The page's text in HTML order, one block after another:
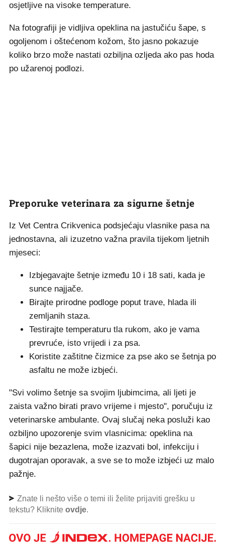
osjetljive na visoke temperature.
Na fotografiji je vidljiva opeklina na jastučiću šape, s
ogoljenom i oštećenom kožom, što jasno pokazuje
koliko brzo može nastati ozbiljna ozljeda ako pas hoda
po užarenoj podlozi.
Preporuke veterinara za sigurne šetnje
Iz Vet Centra Crikvenica podsjećaju vlasnike pasa na
jednostavna, ali izuzetno važna pravila tijekom ljetnih
mjeseci:
Izbjegavajte šetnje između 10 i 18 sati, kada je
sunce najjače.
Birajte prirodne podloge poput trave, hlada ili
zemljanih staza.
Testirajte temperaturu tla rukom, ako je vama
prevruće, isto vrijedi i za psa.
Koristite zaštitne čizmice za pse ako se šetnja po
asfaltu ne može izbjeći.
"Svi volimo šetnje sa svojim ljubimcima, ali ljeti je
zaista važno birati pravo vrijeme i mjesto", poručuju iz
veterinarske ambulante. Ovaj slučaj neka posluži kao
ozbiljno upozorenje svim vlasnicima: opeklina na
šapici nije bezazlena, može izazvati bol, infekciju i
dugotrajan oporavak, a sve se to može izbjeći uz malo
pažnje.
Znate li nešto više o temi ili želite prijaviti grešku u
tekstu? Kliknite ovdje.